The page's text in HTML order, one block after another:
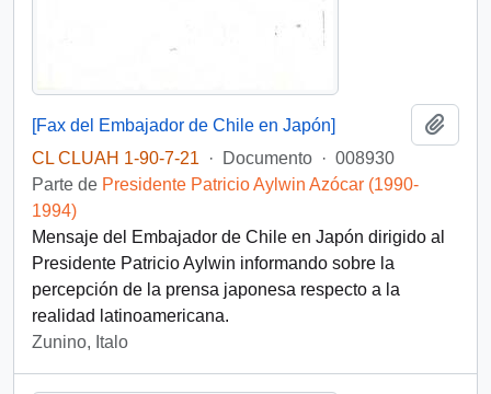
[Fax del Embajador de Chile en Japón]
CL CLUAH 1-90-7-21
· Documento · 008930
Parte de Presidente Patricio Aylwin Azócar (1990-
1994)
Mensaje del Embajador de Chile en Japón dirigido al
Presidente Patricio Aylwin informando sobre la
percepción de la prensa japonesa respecto a la
realidad latinoamericana.
Zunino, Italo